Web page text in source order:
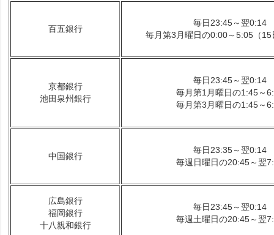
百五銀行
毎日23:45～翌0:14
毎月第3月曜日の0:00～5:05（15
京都銀行
池田泉州銀行
毎日23:45～翌0:14
毎月第1月曜日の1:45～
毎月第3月曜日の1:45～
中国銀行
毎日23:35～翌0:14
毎週日曜日の20:45～翌
広島銀行
福岡銀行
十八親和銀行
毎日23:45～翌0:14
毎週土曜日の20:45～翌